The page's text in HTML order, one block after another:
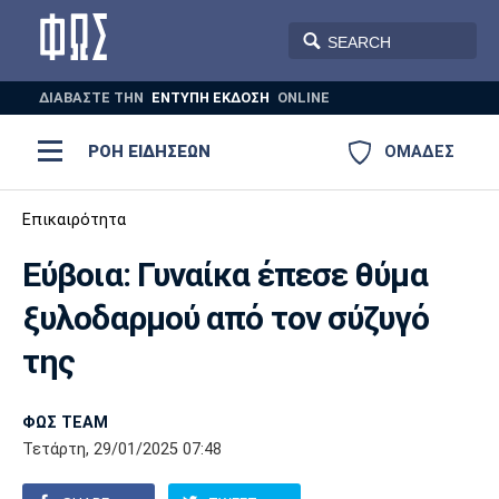
ΔΙΑΒΑΣΤΕ THN ΕΝΤΥΠΗ ΕΚΔΟΣΗ ONLINE
ΟΜΑΔΕΣ
ΡΟΗ ΕΙΔΗΣΕΩΝ
ΠΟΔΟΣΦΑΙΡΟ
Ποδόσφαιρο
Super League 1
Super League 2
Γ Εθνική
Ελλάδα
Μπάσκετ
Ελλάδα
Εθνική
EuroLeague
Ολυμπιακοί Αγώνες
Βόλεϊ
Πόλο
Ολυμπιακός ΑΕΚ ΠΑΟΚ
Παναθηναϊκός Ατρόμητος
Επικαιρότητα
Εύβοια: Γυναίκα έπεσε θύμα
ξυλοδαρμού από τον σύζυγό
της
ΦΩΣ TEAM
Τετάρτη, 29/01/2025 07:48